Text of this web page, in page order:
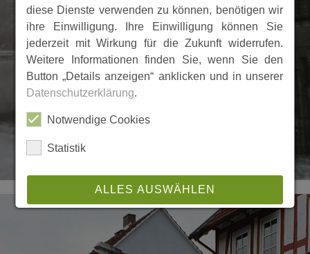
diese Dienste verwenden zu können, benötigen wir
ihre Einwilligung. Ihre Einwilligung können Sie
jederzeit mit Wirkung für die Zukunft widerrufen.
Weitere Informationen finden Sie, wenn Sie den
Button „Details anzeigen“ anklicken und in unserer
Datenschutzerklärung.
Notwendige Cookies
Statistik
ALLES AUSWÄHLEN
ABLEHNEN